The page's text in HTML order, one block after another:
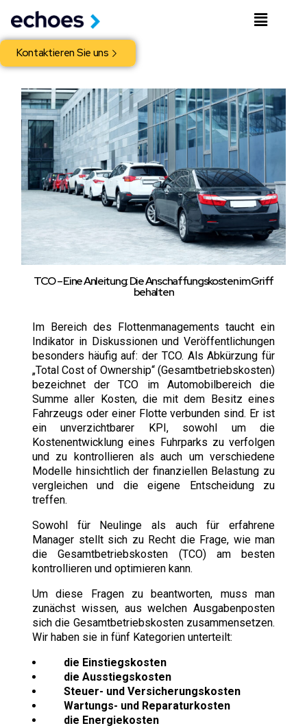
Kontaktieren Sie uns
TCO – Eine Anleitung: Die Anschaffungskosten im Griff
behalten
Im Bereich des Flottenmanagements taucht ein
Indikator in Diskussionen und Veröffentlichungen
besonders häufig auf: der TCO. Als Abkürzung für
„Total Cost of Ownership“ (Gesamtbetriebskosten)
bezeichnet der TCO im Automobilbereich die
Summe aller Kosten, die mit dem Besitz eines
Fahrzeugs oder einer Flotte verbunden sind. Er ist
ein unverzichtbarer KPI, sowohl um die
Kostenentwicklung eines Fuhrparks zu verfolgen
und zu kontrollieren als auch um verschiedene
Modelle hinsichtlich der finanziellen Belastung zu
vergleichen und die eigene Entscheidung zu
treffen.
Sowohl für Neulinge als auch für erfahrene
Manager stellt sich zu Recht die Frage, wie man
die Gesamtbetriebskosten (TCO) am besten
kontrollieren und optimieren kann.
Um diese Fragen zu beantworten, muss man
zunächst wissen, aus welchen Ausgabenposten
sich die Gesamtbetriebskosten zusammensetzen.
Wir haben sie in fünf Kategorien unterteilt:
die Einstiegskosten
die Ausstiegskosten
Steuer- und Versicherungskosten
Wartungs- und Reparaturkosten
die Energiekosten